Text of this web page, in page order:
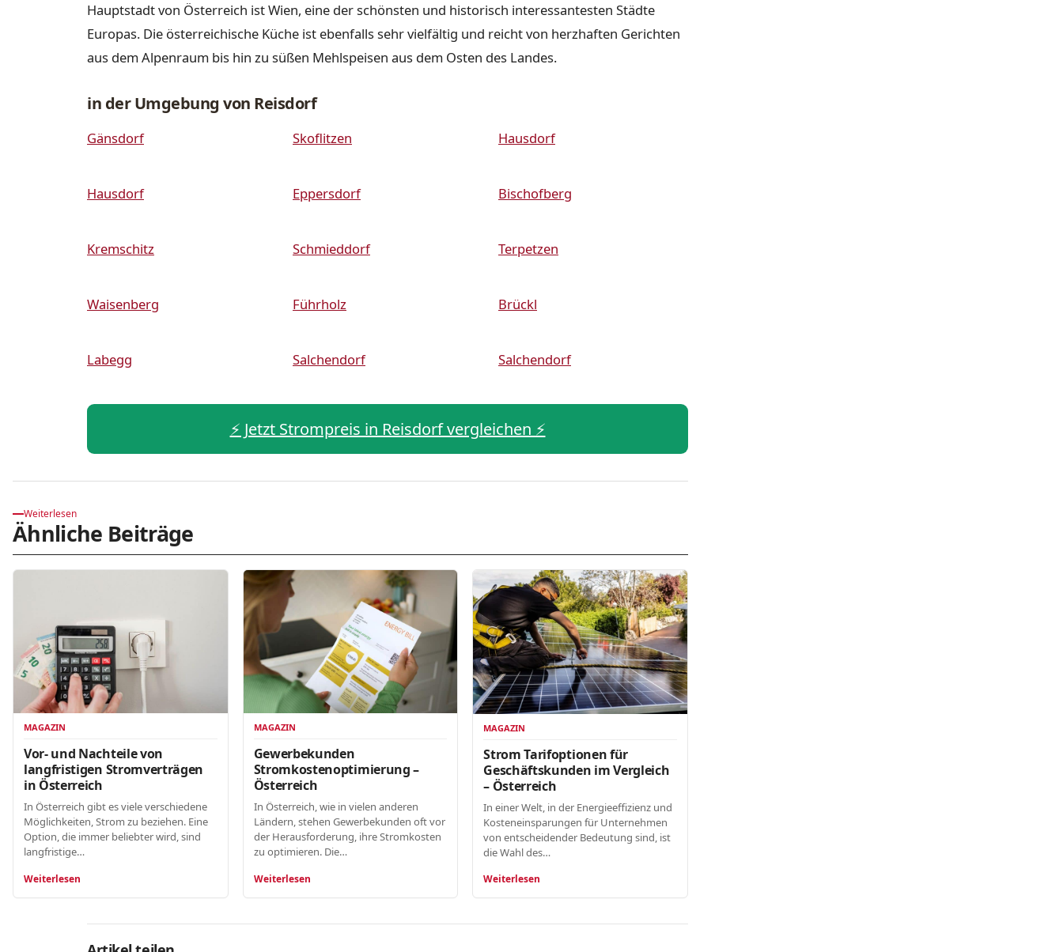
Hauptstadt von Österreich ist Wien, eine der schönsten und historisch interessantesten Städte
Europas. Die österreichische Küche ist ebenfalls sehr vielfältig und reicht von herzhaften Gerichten
aus dem Alpenraum bis hin zu süßen Mehlspeisen aus dem Osten des Landes.
in der Umgebung von Reisdorf
Gänsdorf Skoflitzen Hausdorf
Hausdorf Eppersdorf Bischofberg
Kremschitz Schmieddorf Terpetzen
Waisenberg Führholz Brückl
Labegg Salchendorf Salchendorf
⚡️ Jetzt Strompreis in Reisdorf vergleichen ⚡️
Weiterlesen
Ähnliche Beiträge
MAGAZIN
Vor- und Nachteile von
langfristigen Stromverträgen
in Österreich
In Österreich gibt es viele verschiedene
Möglichkeiten, Strom zu beziehen. Eine
Option, die immer beliebter wird, sind
langfristige…
Weiterlesen
MAGAZIN
Gewerbekunden
Stromkostenoptimierung –
Österreich
In Österreich, wie in vielen anderen
Ländern, stehen Gewerbekunden oft vor
der Herausforderung, ihre Stromkosten
zu optimieren. Die…
Weiterlesen
MAGAZIN
Strom Tarifoptionen für
Geschäftskunden im Vergleich
– Österreich
In einer Welt, in der Energieeffizienz und
Kosteneinsparungen für Unternehmen
von entscheidender Bedeutung sind, ist
die Wahl des…
Weiterlesen